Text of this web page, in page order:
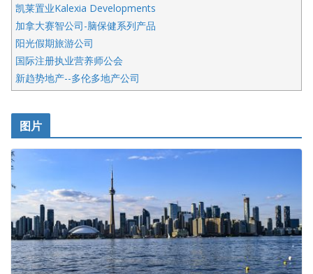
凯莱置业Kalexia Developments
加拿大赛智公司-脑保健系列产品
阳光假期旅游公司
国际注册执业营养师公会
新趋势地产--多伦多地产公司
开明车行KS CAR SALES & SERVICE
健健宝公司
皇后金融集团
正点印艺设计
图片